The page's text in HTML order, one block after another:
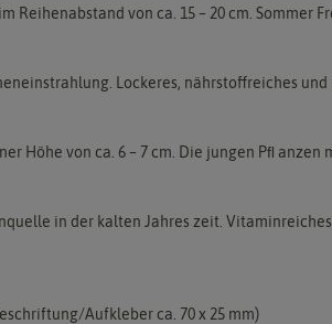
Reihenabstand von ca. 15 – 20 cm. Sommer
Lockeres, nährstoffreiches und
Höhe von ca. 6 – 7 cm. Die jungen Pﬂ
in der kalten Jahres zeit.
Aufkleber ca. 70 x 25 mm)